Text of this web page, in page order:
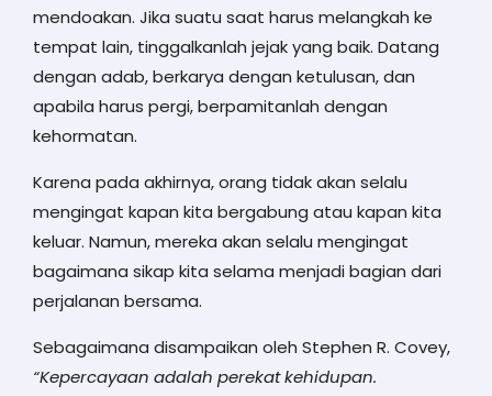
mendoakan. Jika suatu saat harus melangkah ke
tempat lain, tinggalkanlah jejak yang baik. Datang
dengan adab, berkarya dengan ketulusan, dan
apabila harus pergi, berpamitanlah dengan
kehormatan.
Karena pada akhirnya, orang tidak akan selalu
mengingat kapan kita bergabung atau kapan kita
keluar. Namun, mereka akan selalu mengingat
bagaimana sikap kita selama menjadi bagian dari
perjalanan bersama.
Sebagaimana disampaikan oleh Stephen R. Covey,
“Kepercayaan adalah perekat kehidupan.